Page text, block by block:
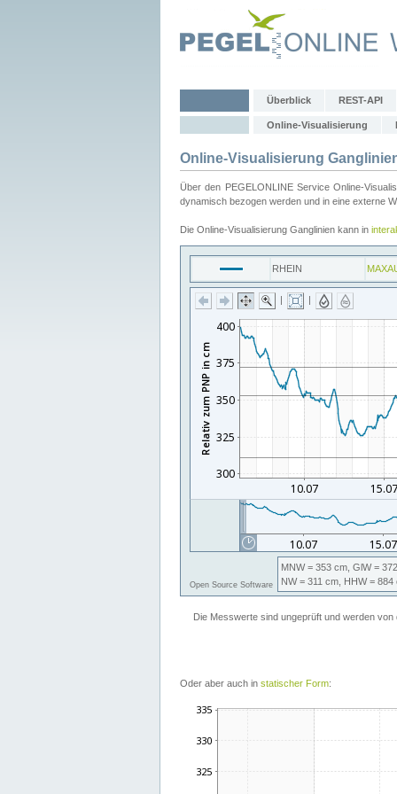
Überblick REST-API
Online-Visualisierung
Online-Visualisierung
Über den PEGELONLINE Service Online-
dynamisch bezogen werden und in eine externe
Die Online-Visualisierung Ganglinien kann in
Oder aber auch in statischer Form: